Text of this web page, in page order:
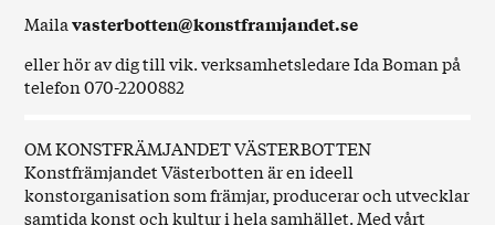
Mailavasterbotten@konstframjandet.se
eller hör av dig till vik. verksamhetsledare Ida Boman på
telefon 070-2200882
OM KONSTFRÄMJANDET VÄSTERBOTTEN
Konstfrämjandet Västerbotten är en ideell
konstorganisation som främjar, producerar och utvecklar
samtida konst och kultur i hela samhället. Med vårt